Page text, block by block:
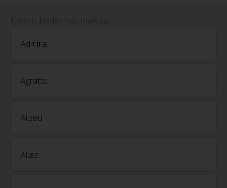
Admiral
Agratto
Aliseu
Altez